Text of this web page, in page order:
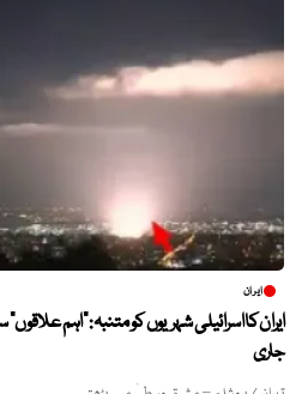
ایران
ایران کا اسرائیلی شہریوں کو متنبہ: “اہم
جاری